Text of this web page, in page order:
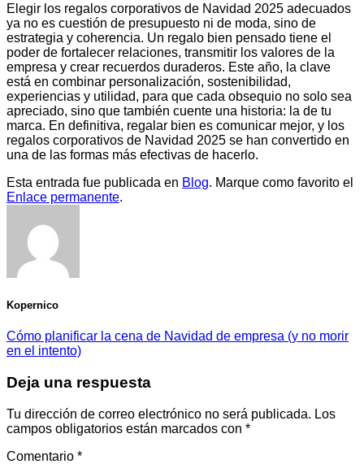
Elegir los regalos corporativos de Navidad 2025 adecuados
ya no es cuestión de presupuesto ni de moda, sino de
estrategia y coherencia. Un regalo bien pensado tiene el
poder de fortalecer relaciones, transmitir los valores de la
empresa y crear recuerdos duraderos. Este año, la clave
está en combinar personalización, sostenibilidad,
experiencias y utilidad, para que cada obsequio no solo sea
apreciado, sino que también cuente una historia: la de tu
marca. En definitiva, regalar bien es comunicar mejor, y los
regalos corporativos de Navidad 2025 se han convertido en
una de las formas más efectivas de hacerlo.
Esta entrada fue publicada en Blog. Marque como favorito el
Enlace permanente.
Kopernico
Cómo planificar la cena de Navidad de empresa (y no morir
en el intento)
Deja una respuesta
Tu dirección de correo electrónico no será publicada. Los
campos obligatorios están marcados con *
Comentario *